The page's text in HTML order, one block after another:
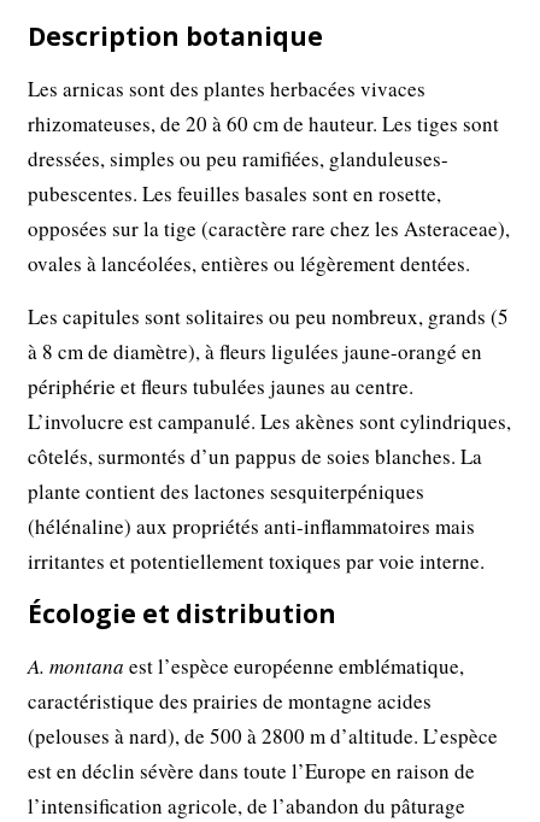
Description botanique
Les arnicas sont des plantes herbacées vivaces
rhizomateuses, de 20 à 60 cm de hauteur. Les tiges sont
dressées, simples ou peu ramifiées, glanduleuses-
pubescentes. Les feuilles basales sont en rosette,
opposées sur la tige (caractère rare chez les Asteraceae),
ovales à lancéolées, entières ou légèrement dentées.
Les capitules sont solitaires ou peu nombreux, grands (5
à 8 cm de diamètre), à fleurs ligulées jaune-orangé en
périphérie et fleurs tubulées jaunes au centre.
L’involucre est campanulé. Les akènes sont cylindriques,
côtelés, surmontés d’un pappus de soies blanches. La
plante contient des lactones sesquiterpéniques
(hélénaline) aux propriétés anti-inflammatoires mais
irritantes et potentiellement toxiques par voie interne.
Écologie et distribution
A. montana est l’espèce européenne emblématique,
caractéristique des prairies de montagne acides
(pelouses à nard), de 500 à 2800 m d’altitude. L’espèce
est en déclin sévère dans toute l’Europe en raison de
l’intensification agricole, de l’abandon du pâturage